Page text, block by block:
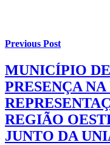
Previous Post
MUNICÍPIO
PRESENÇA
REGIÃO
JUNTO DA